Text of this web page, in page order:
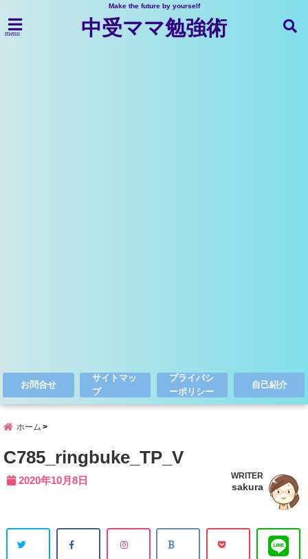
Make the future by yourself
menu 中受ママ勉強術
お問合せ
サイトマッ
プ
プライバシ
ーポリシー
自己紹介
ホーム
C785_ringbuke_TP_V
2020年10月8日 WRITER
sakura